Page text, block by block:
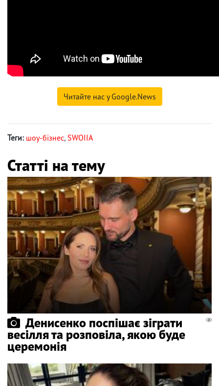
Читайте нас у Google.News
Теги: шоу-бізнес, SWOIIA
Статті на тему
Денисенко поспішає зіграти
весілля та розповіла, якою буде
церемонія